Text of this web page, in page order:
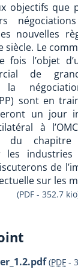
objectifs que
nouvelles
siècle. Le
fois l’objet
de
sont en
un jour
à
du
les industries
de
sur les
(PDF - 352.7
(PDF -